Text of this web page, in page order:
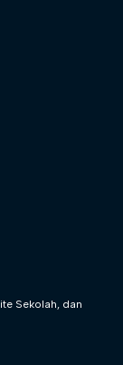
Sekolah, dan